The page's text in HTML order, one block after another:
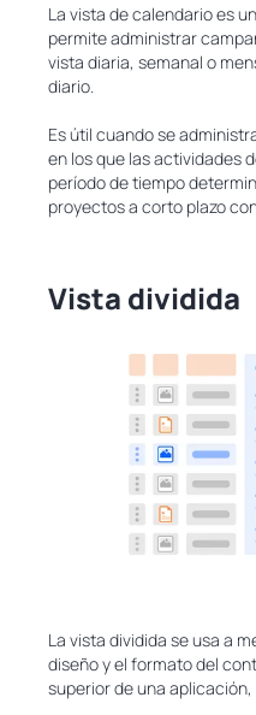
La vista de calendario es
permite administrar
vista diaria, semanal o
diario.
Es útil cuando se
en los que las actividades
período de tiempo
proyectos a corto plazo
Vista dividida
La vista dividida se usa a
diseño y el formato del
superior de una